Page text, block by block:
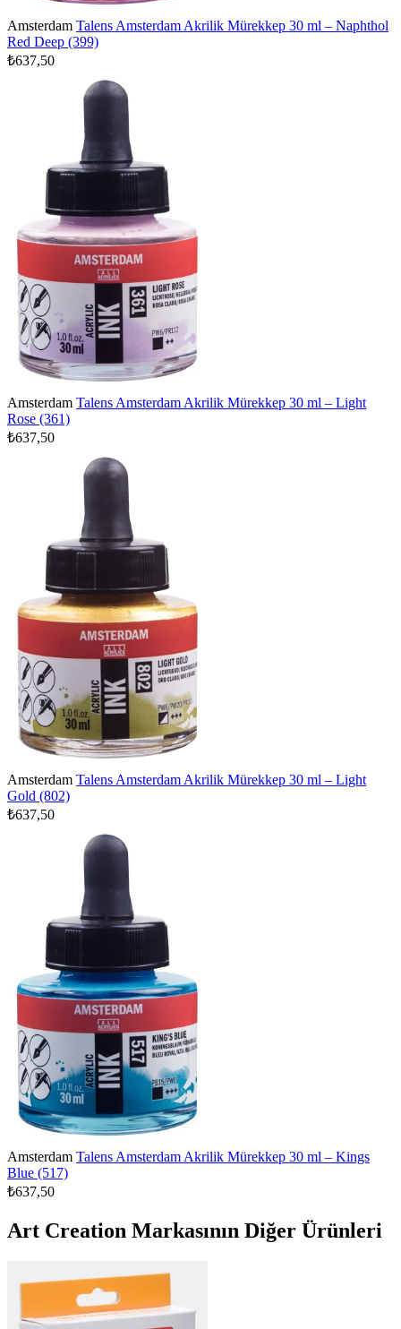
Amsterdam Talens Amsterdam Akrilik Mürekkep 30 ml – Naphthol
Red Deep (399)
₺637,50
Amsterdam Talens Amsterdam Akrilik Mürekkep 30 ml – Light
Rose (361)
₺637,50
Amsterdam Talens Amsterdam Akrilik Mürekkep 30 ml – Light
Gold (802)
₺637,50
Amsterdam Talens Amsterdam Akrilik Mürekkep 30 ml – Kings
Blue (517)
₺637,50
Art Creation Markasının Diğer Ürünleri